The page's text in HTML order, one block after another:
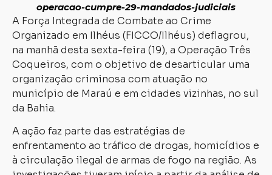
operacao-cumpre-29-mandados-judiciais
A Força Integrada de Combate ao Crime
Organizado em Ilhéus (FICCO/Ilhéus) deflagrou,
na manhã desta sexta-feira (19), a Operação Três
Coqueiros, com o objetivo de desarticular uma
organização criminosa com atuação no
município de Maraú e em cidades vizinhas, no sul
da Bahia.
A ação faz parte das estratégias de
enfrentamento ao tráfico de drogas, homicídios e
à circulação ilegal de armas de fogo na região. As